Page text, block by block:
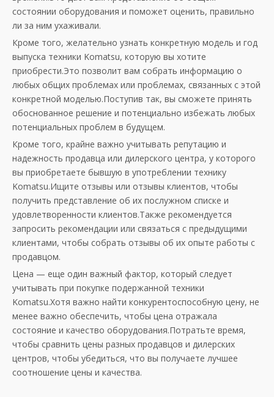
состоянии оборудования и поможет оценить, правильно
ли за ним ухаживали.
Кроме того, желательно узнать конкретную модель и год
выпуска техники Komatsu, которую вы хотите
приобрести.Это позволит вам собрать информацию о
любых общих проблемах или проблемах, связанных с этой
конкретной моделью.Поступив так, вы сможете принять
обоснованное решение и потенциально избежать любых
потенциальных проблем в будущем.
Кроме того, крайне важно учитывать репутацию и
надежность продавца или дилерского центра, у которого
вы приобретаете бывшую в употреблении технику
Komatsu.Ищите отзывы или отзывы клиентов, чтобы
получить представление об их послужном списке и
удовлетворенности клиентов.Также рекомендуется
запросить рекомендации или связаться с предыдущими
клиентами, чтобы собрать отзывы об их опыте работы с
продавцом.
Цена — еще один важный фактор, который следует
учитывать при покупке подержанной техники
Komatsu.Хотя важно найти конкурентоспособную цену, не
менее важно обеспечить, чтобы цена отражала
состояние и качество оборудования.Потратьте время,
чтобы сравнить цены разных продавцов и дилерских
центров, чтобы убедиться, что вы получаете лучшее
соотношение цены и качества.